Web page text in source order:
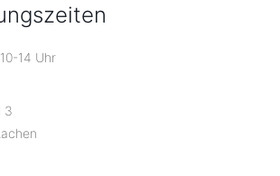
14 Uhr
3